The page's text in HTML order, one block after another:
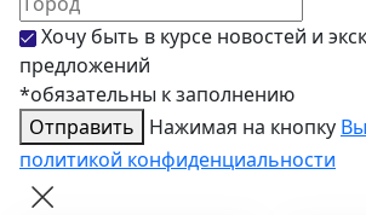
Хочу быть в курсе новостей и
предложений
*обязательны к заполнению
Отправить
Нажимая на кнопку
политикой конфиденциальности